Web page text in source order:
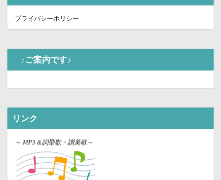
プライバシーポリシー
♪ご案内です♪
リンク
～ MP3＆詞聖歌・讃美歌～